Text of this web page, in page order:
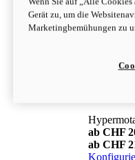
newV2
ab CHF
ab CHF
ab CHF
Gerät zu, um die
Marketingbemühungen zu